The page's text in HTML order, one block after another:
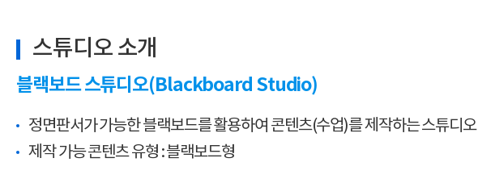
스튜디오 소개
블랙보드 스튜디오(Blackboard Studio)
정면판서가 가능한 블랙보드를 활용하여 콘텐츠(수업)를 제작하는 스튜디오
제작 가능 콘텐츠 유형 : 블랙보드형